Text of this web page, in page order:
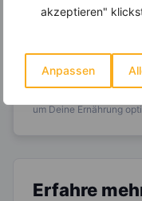
akzeptieren"
Anpassen
14.000
Einkaufsliste
um Deine Ernährung
Erfahre